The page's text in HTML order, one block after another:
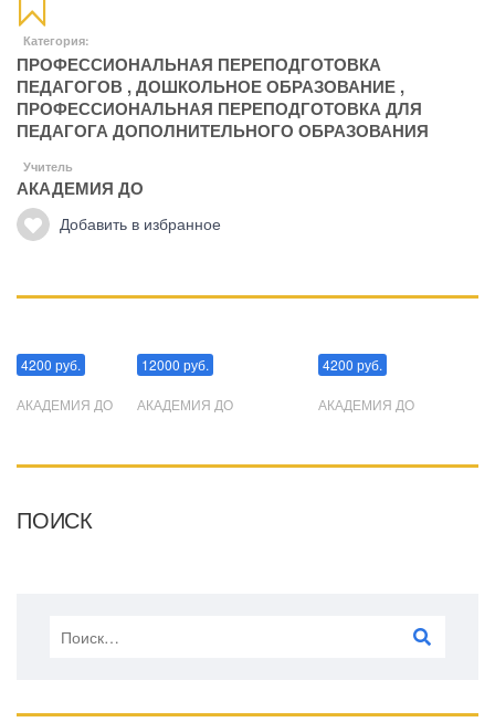
Категория:
ПРОФЕССИОНАЛЬНАЯ ПЕРЕПОДГОТОВКА
ПЕДАГОГОВ ,ДОШКОЛЬНОЕ ОБРАЗОВАНИЕ ,
ПРОФЕССИОНАЛЬНАЯ ПЕРЕПОДГОТОВКА ДЛЯ
ПЕДАГОГА ДОПОЛНИТЕЛЬНОГО ОБРАЗОВАНИЯ
Учитель
АКАДЕМИЯ ДО
Добавить в избранное
4200 руб.
АКАДЕМИЯ ДО
12000 руб.
АКАДЕМИЯ ДО
4200 руб.
АКАДЕМИЯ ДО
ПОИСК